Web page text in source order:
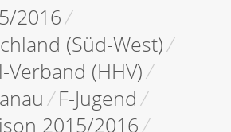
2016/
(Süd-West)/
(HHV)/
/ F-Jugend /
2015/2016/